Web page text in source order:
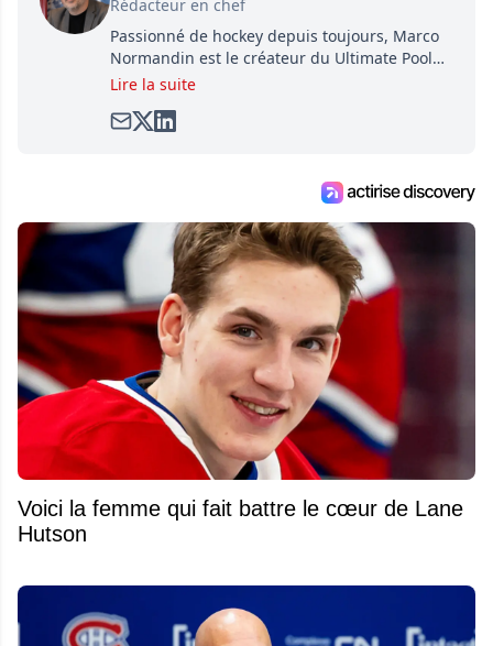
Rédacteur en chef
Passionné de hockey depuis toujours, Marco
Normandin est le créateur du Ultimate Pool
Preview, une référence mondiale en guide de
satirique de hockey, Définitivement, Pierre.
entourant la LNH et en faire bénéficier les
Lire la suite
Voici la femme qui fait battre le cœur de Lane
Hutson